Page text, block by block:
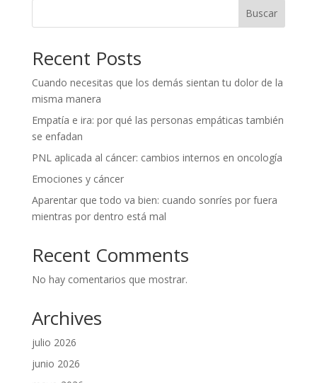
Buscar
Recent Posts
Cuando necesitas que los demás sientan tu dolor de la
misma manera
Empatía e ira: por qué las personas empáticas también
se enfadan
PNL aplicada al cáncer: cambios internos en oncología
Emociones y cáncer
Aparentar que todo va bien: cuando sonríes por fuera
mientras por dentro está mal
Recent Comments
No hay comentarios que mostrar.
Archives
julio 2026
junio 2026